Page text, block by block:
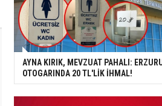
AYNA KIRIK, MEVZUAT PAHALI:
OTOGARINDA 20 TL'LİK İHMAL!